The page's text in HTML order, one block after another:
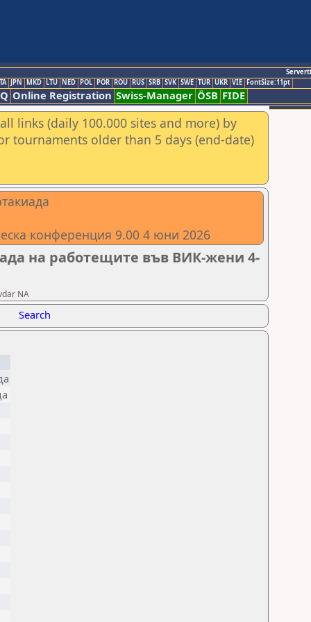
JPN MKD LTU NED POL POR ROU RUS SRB SVK SWE TUR UKR VIE FontSize:11pt
Online Registration Swiss-Manager ÖSB FIDE
links (daily 100.000 sites and more) by
tournaments older than 5 days (end-date)
конференция 9.00 4 юни 2026
на работещите във ВИК-жени 4-
NA
Search